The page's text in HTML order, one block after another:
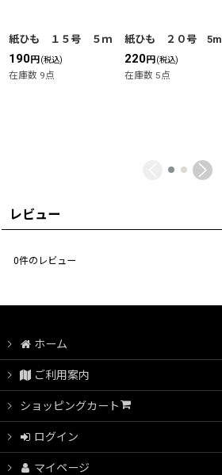
紙ひも １５号 ５ｍ
190円 (税込)
在庫数 9点
紙ひも ２０号 5m
220円 (税込)
在庫数 5点
レビュー
0件のレビュー
ホーム
ご利用案内
ショッピングカート
ログイン
マイページ